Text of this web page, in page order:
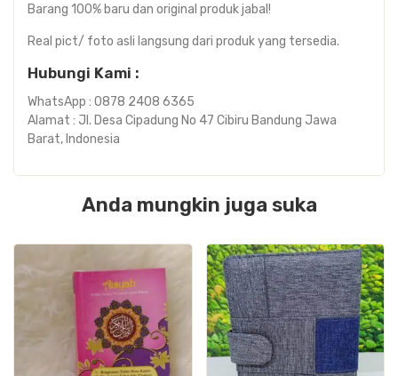
Barang 100% baru dan original produk jabal!
Real pict/ foto asli langsung dari produk yang tersedia.
Hubungi Kami :
WhatsApp : 0878 2408 6365
Alamat : Jl. Desa Cipadung No 47 Cibiru Bandung Jawa
Barat, Indonesia
Anda mungkin juga suka